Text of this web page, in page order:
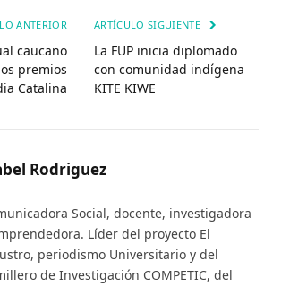
ANTERIOR
caucano
premios
Catalina
ARTÍCULO SIGUIENTE
La FUP inicia diplomado
con comunidad indígena
KITE KIWE
Rodriguez
Social, docente, investigadora
Líder del proyecto El
periodismo Universitario y del
de Investigación COMPETIC, del